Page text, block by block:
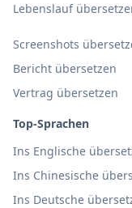
Lebenslauf
Screenshots
Bericht übersetzen
Vertrag übersetzen
Top-Sprachen
Ins Englische
Ins Chinesische
Ins Deutsche